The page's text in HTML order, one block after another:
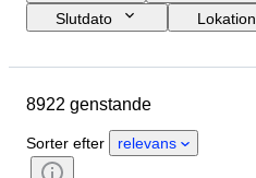
Slutdato
Lokation
Sten
Snit
Farvekategori
8922 genstande
Sorter efter relevans